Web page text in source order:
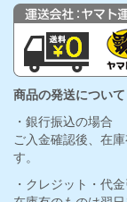
商品の発送について
・銀行振込の場合
ご入金確認後、在
す。
・クレジット・代